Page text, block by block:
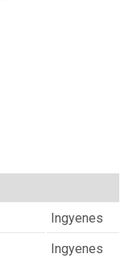
Ingyenes
Ingyenes